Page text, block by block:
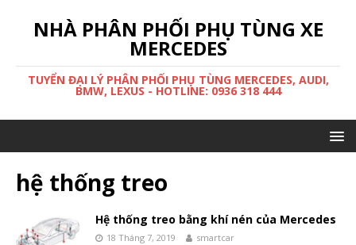
NHÀ PHÂN PHỐI PHỤ TÙNG XE
MERCEDES
TUYỂN ĐẠI LÝ PHÂN PHỐI PHỤ TÙNG MERCEDES, AUDI,
BMW, LEXUS - HOTLINE: 0936 318 444
hệ thống treo
Hệ thống treo bằng khí nén của Mercedes
18 Tháng 7, 2019 smartcar